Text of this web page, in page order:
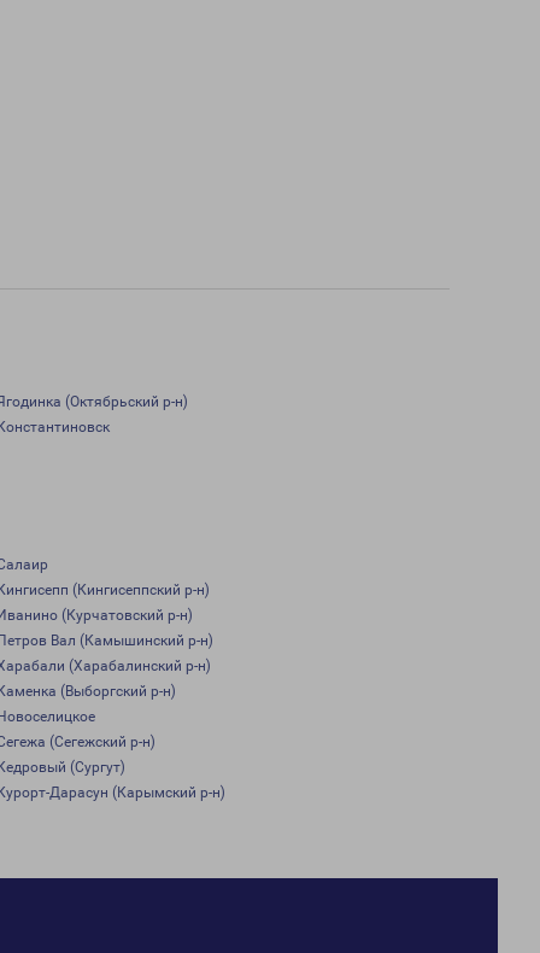
(Октябрьский р-н)
(Кингисеппский р-н)
(Курчатовский р-н)
Вал (Камышинский р-н)
(Харабалинский р-н)
(Выборгский р-н)
(Сегежский р-н)
(Сургут)
Дарасун (Карымский р-н)